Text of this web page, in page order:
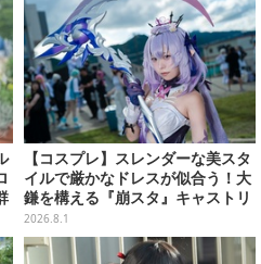
【コスプレ】スレンダーな美スタ
イルで厳かなドレスが似合う！大
鎌を構える『崩スタ』キャストリ
スの美女レイヤーが可愛かった
【写真8枚】
2026.8.1